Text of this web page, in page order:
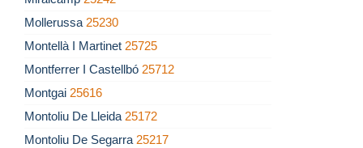
Mollerussa 25230
Montellà I Martinet 25725
Montferrer I Castellbó 25712
Montgai 25616
Montoliu De Lleida 25172
Montoliu De Segarra 25217